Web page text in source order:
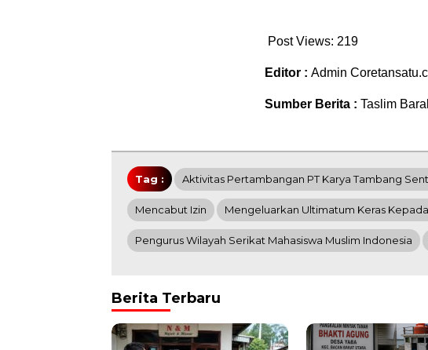
Post Views: 219
Editor : Admin
Sumber Berita : Taslim
Tag : Aktivitas Pertambangan PT Karya Tambang
Mencabut Izin Mengeluarkan Ultimatum Keras
Pengurus Wilayah Serikat Mahasiswa Muslim Indonesia
Berita Terbaru